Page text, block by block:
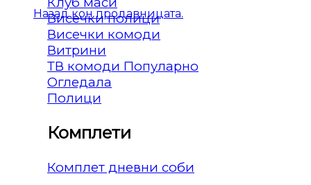
Назад кон продавницата.
Висечки полици
Висечки комоди
Витрини
ТВ комоди
Огледала
Полици
Комплети
Комплет дневни соби